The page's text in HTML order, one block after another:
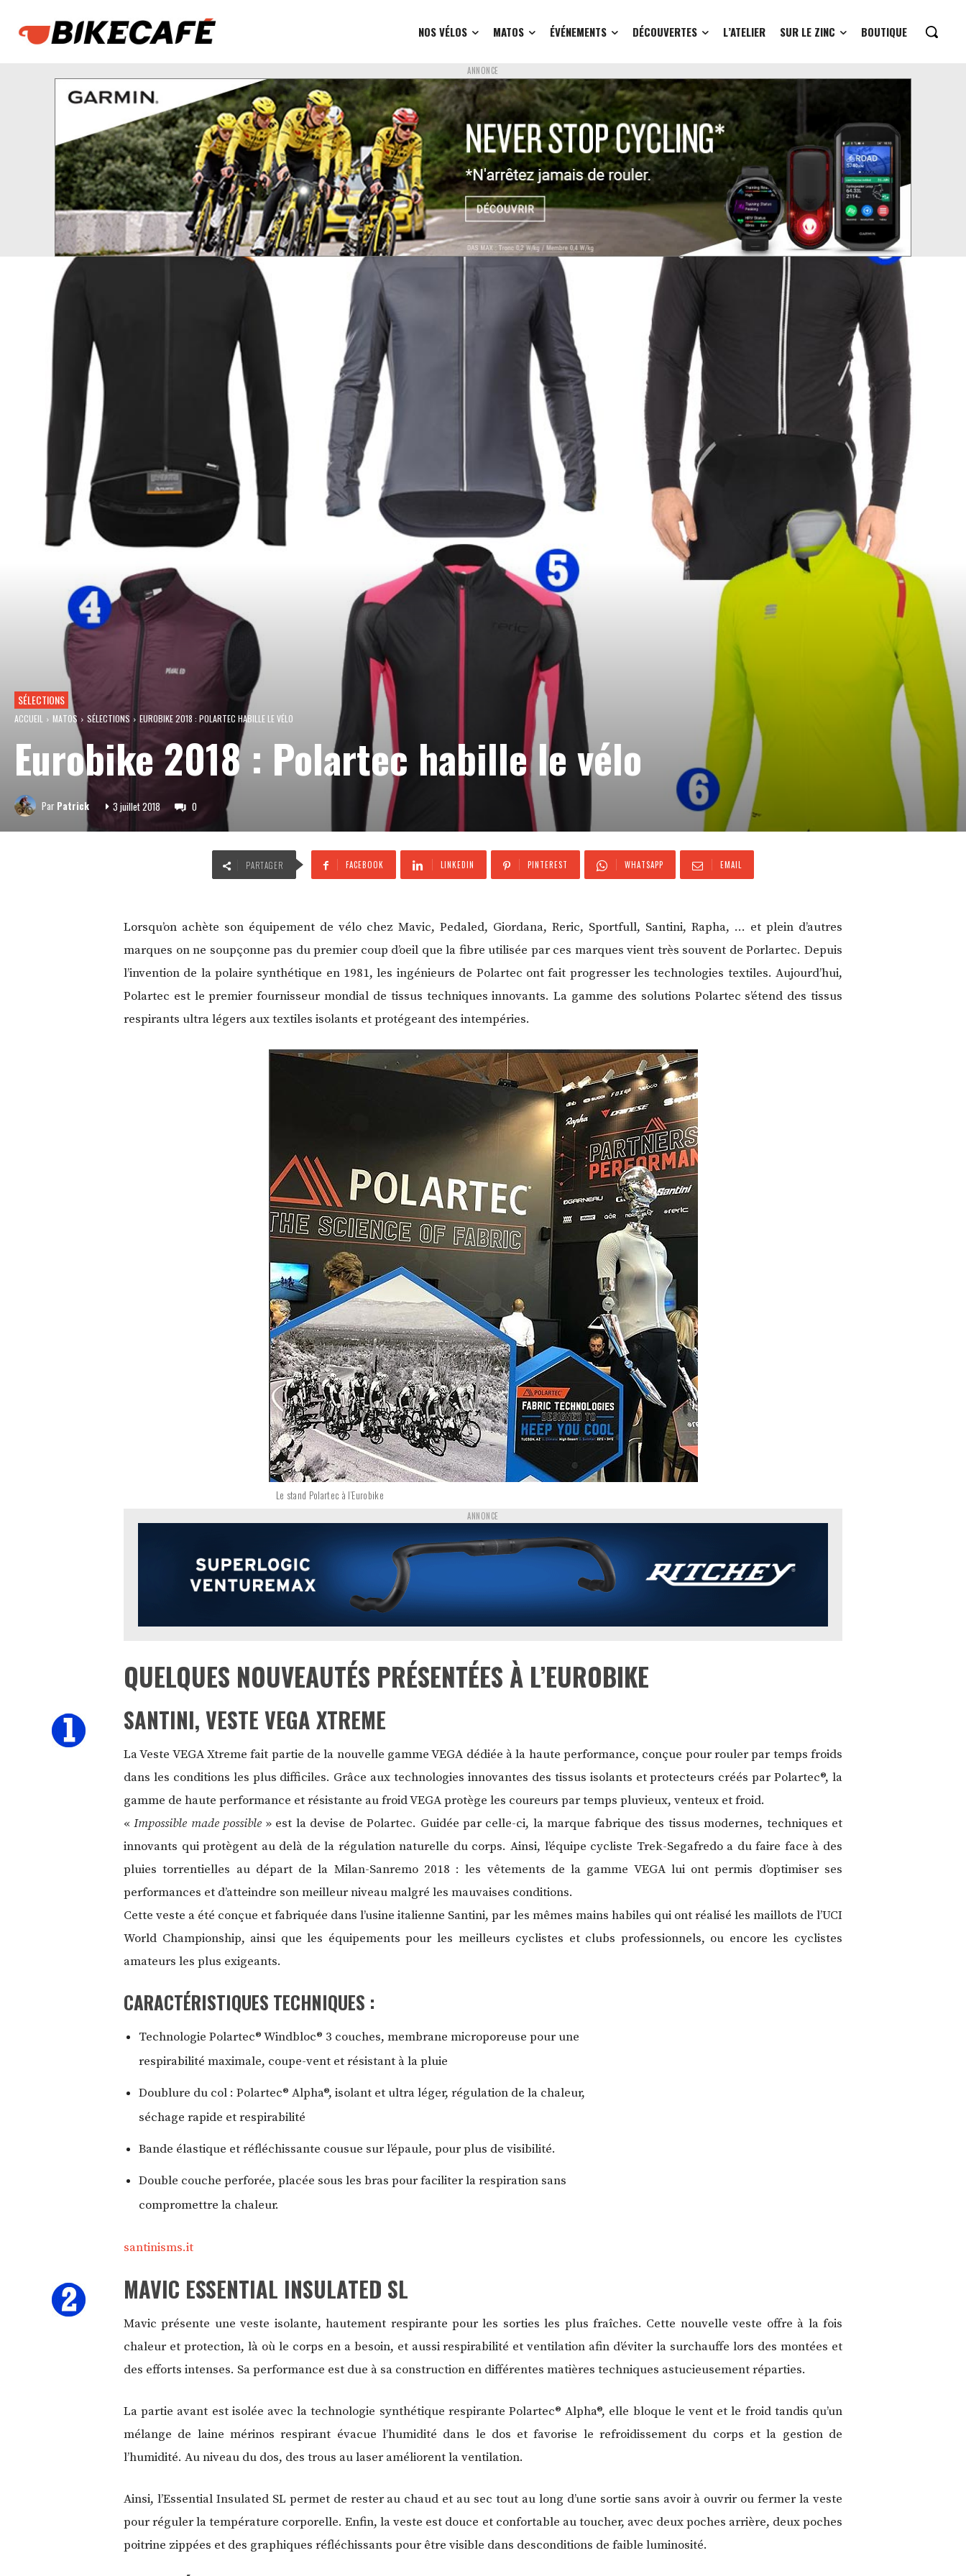
NOS VÉLOS MATOS ÉVÉNEMENTS DÉCOUVERTES L’ATELIER SUR LE ZINC BOUTIQUE
ANNONCE
SÉLECTIONS
ACCUEIL MATOS SÉLECTIONS EUROBIKE 2018 : POLARTEC HABILLE LE VÉLO
Eurobike 2018 : Polartec habille le vélo
Par Patrick 3 juillet 2018 0
PARTAGER FACEBOOK LINKEDIN PINTEREST WHATSAPP EMAIL
Lorsqu’on achète son équipement de vélo chez Mavic, Pedaled, Giordana, Reric, Sportfull, Santini, Rapha, … et plein d’autres
marques on ne soupçonne pas du premier coup d’oeil que la fibre utilisée par ces marques vient très souvent de Porlartec. Depuis
l’invention de la polaire synthétique en 1981, les ingénieurs de Polartec ont fait progresser les technologies textiles. Aujourd’hui,
Polartec est le premier fournisseur mondial de tissus techniques innovants. La gamme des solutions Polartec s’étend des tissus
respirants ultra légers aux textiles isolants et protégeant des intempéries.
Le stand Polartec à l’Eurobike
ANNONCE
QUELQUES NOUVEAUTÉS PRÉSENTÉES À L’EUROBIKE
SANTINI, VESTE VEGA XTREME
La Veste VEGA Xtreme fait partie de la nouvelle gamme VEGA dédiée à la haute performance, conçue pour rouler par temps froids
dans les conditions les plus difficiles. Grâce aux technologies innovantes des tissus isolants et protecteurs créés par Polartec®, la
gamme de haute performance et résistante au froid VEGA protège les coureurs par temps pluvieux, venteux et froid.
«Impossible made possible » est la devise de Polartec. Guidée par celle-ci, la marque fabrique des tissus modernes, techniques et
innovants qui protègent au delà de la régulation naturelle du corps. Ainsi, l’équipe cycliste Trek-Segafredo a du faire face à des
pluies torrentielles au départ de la Milan-Sanremo 2018 : les vêtements de la gamme VEGA lui ont permis d’optimiser ses
performances et d’atteindre son meilleur niveau malgré les mauvaises conditions.
Cette veste a été conçue et fabriquée dans l’usine italienne Santini, par les mêmes mains habiles qui ont réalisé les maillots de l’UCI
World Championship, ainsi que les équipements pour les meilleurs cyclistes et clubs professionnels, ou encore les cyclistes
amateurs les plus exigeants.
CARACTÉRISTIQUES TECHNIQUES :
Technologie Polartec® Windbloc® 3 couches, membrane microporeuse pour une
respirabilité maximale, coupe-vent et résistant à la pluie
Doublure du col : Polartec® Alpha®, isolant et ultra léger, régulation de la chaleur,
séchage rapide et respirabilité
Bande élastique et réfléchissante cousue sur l’épaule, pour plus de visibilité.
Double couche perforée, placée sous les bras pour faciliter la respiration sans
compromettre la chaleur.
santinisms.it
MAVIC ESSENTIAL INSULATED SL
Mavic présente une veste isolante, hautement respirante pour les sorties les plus fraîches. Cette nouvelle veste offre à la fois
chaleur et protection, là où le corps en a besoin, et aussi respirabilité et ventilation afin d’éviter la surchauffe lors des montées et
des efforts intenses. Sa performance est due à sa construction en différentes matières techniques astucieusement réparties.
La partie avant est isolée avec la technologie synthétique respirante Polartec® Alpha®, elle bloque le vent et le froid tandis qu’un
mélange de laine mérinos respirant évacue l’humidité dans le dos et favorise le refroidissement du corps et la gestion de
l’humidité. Au niveau du dos, des trous au laser améliorent la ventilation.
Ainsi, l’Essential Insulated SL permet de rester au chaud et au sec tout au long d’une sortie sans avoir à ouvrir ou fermer la veste
pour réguler la température corporelle. Enfin, la veste est douce et confortable au toucher, avec deux poches arrière, deux poches
poitrine zippées et des graphiques réfléchissants pour être visible dans desconditions de faible luminosité.